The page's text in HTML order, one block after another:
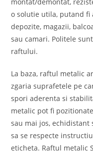
o solutie utila, putand fi
depozite, magazii,
sau camari. Politele
raftului.
La baza, raftul metalic
zgaria suprafetele pe
spori aderenta si
metalic pot fi
sau mai jos,
sa se respecte
eticheta. Raftul metalic